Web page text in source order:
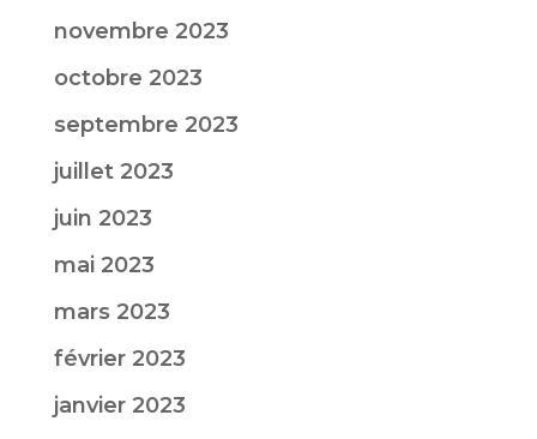
novembre 2023
octobre 2023
septembre 2023
juillet 2023
juin 2023
mai 2023
mars 2023
février 2023
janvier 2023